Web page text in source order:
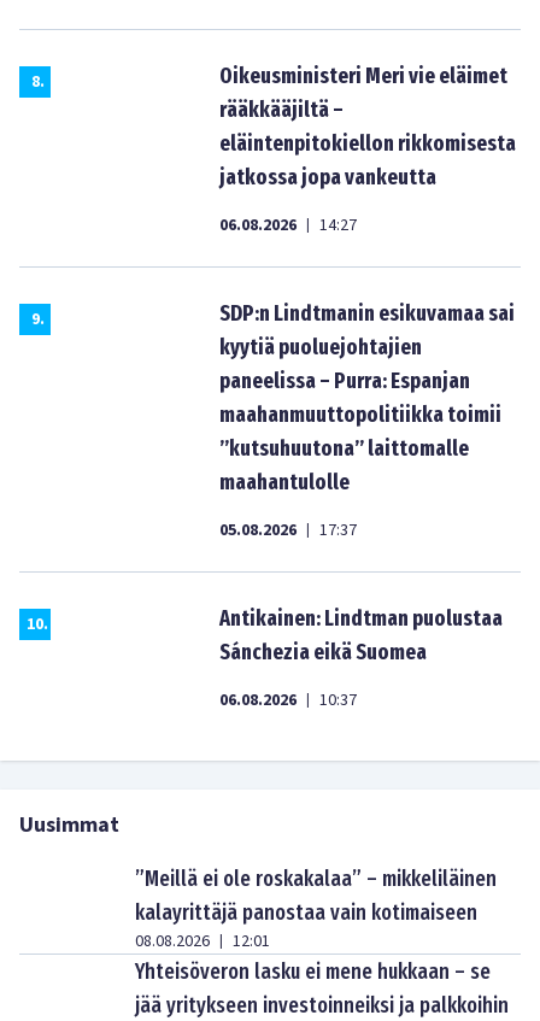
8.
Oikeusministeri Meri vie eläimet
rääkkääjiltä –
eläintenpitokiellon rikkomisesta
jatkossa jopa vankeutta
06.08.2026 | 14:27
9.
SDP:n Lindtmanin esikuvamaa sai
kyytiä puoluejohtajien
paneelissa – Purra: Espanjan
maahanmuuttopolitiikka toimii
”kutsuhuutona” laittomalle
maahantulolle
05.08.2026 | 17:37
10.
Antikainen: Lindtman puolustaa
Sánchezia eikä Suomea
06.08.2026 | 10:37
Uusimmat
”Meillä ei ole roskakalaa” – mikkeliläinen
kalayrittäjä panostaa vain kotimaiseen
08.08.2026 | 12:01
Yhteisöveron lasku ei mene hukkaan – se
jää yritykseen investoinneiksi ja palkkoihin